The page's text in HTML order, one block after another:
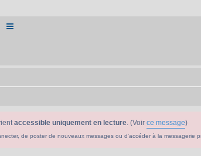
accessible uniquement en lecture. (Voir ce message)
de poster de nouveaux messages ou d'accéder à la messagerie